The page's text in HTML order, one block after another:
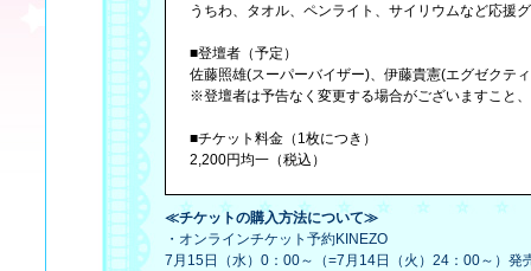
うちわ、タオル、ペンライト、サイリウムなど応援
■登壇者（予定）
佐藤照雄(スーパーバイザー)、伊藤貴憲(エグゼクテ
※登壇者は予告なく変更する場合がございますこと
■チケット料金（1枚につき）
2,200円均一（税込）
≪チケットの購入方法について≫
・オンラインチケット予約KINEZO
7月15日（水）0：00～（=7月14日（火）24：00～）発